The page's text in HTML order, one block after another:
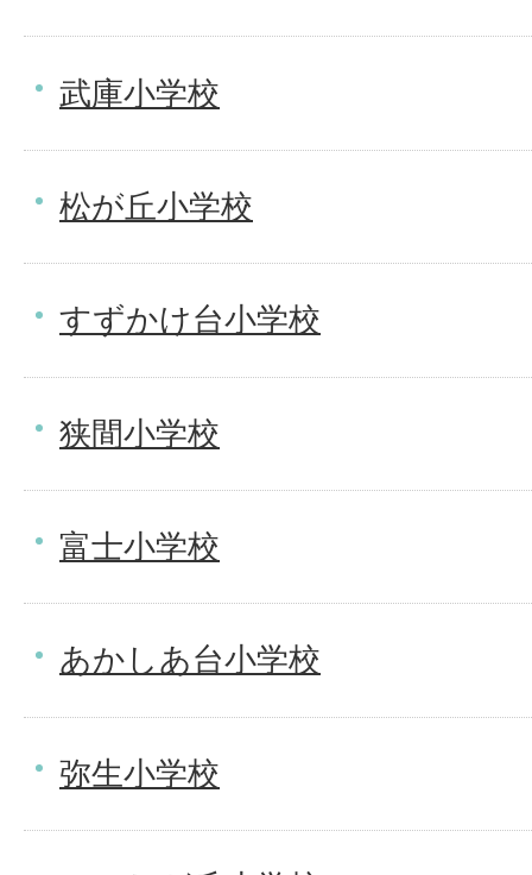
武庫小学校
松が丘小学校
すずかけ台小学校
狭間小学校
富士小学校
あかしあ台小学校
弥生小学校